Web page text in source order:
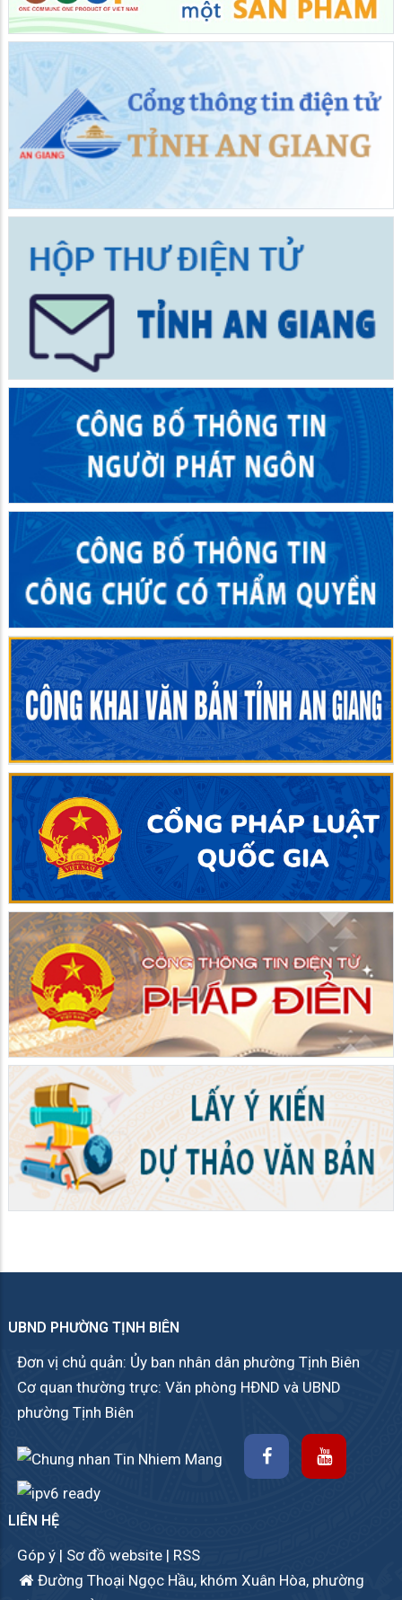
UBND PHƯỜNG TỊNH BIÊN
Đơn vị chủ quản: Ủy ban nhân dân phường Tịnh Biên
Cơ quan thường trực: Văn phòng HĐND và UBND
phường Tịnh Biên
LIÊN HỆ
Góp ý | Sơ đồ website | RSS
Đường Thoại Ngọc Hầu, khóm Xuân Hòa, phường